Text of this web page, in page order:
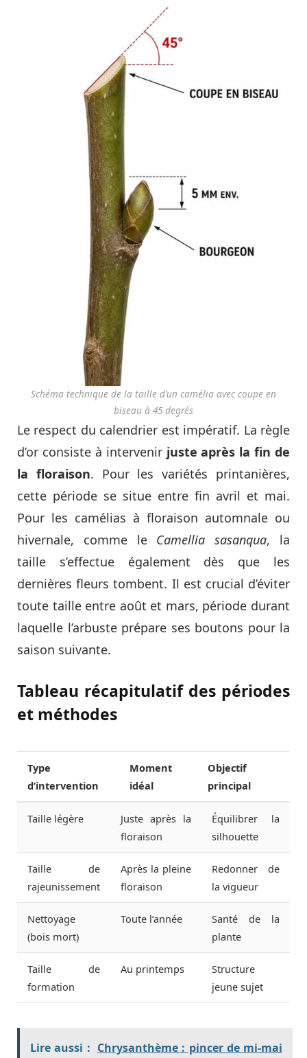
Schéma technique de la taille d’un camélia avec coupe en
biseau à 45 degrés
Le respect du calendrier est impératif. La règle
d’or consiste à intervenir juste après la fin de
la floraison. Pour les variétés printanières,
cette période se situe entre fin avril et mai.
Pour les camélias à floraison automnale ou
hivernale, comme le Camellia sasanqua, la
taille s’effectue également dès que les
dernières fleurs tombent. Il est crucial d’éviter
toute taille entre août et mars, période durant
laquelle l’arbuste prépare ses boutons pour la
saison suivante.
Tableau récapitulatif des périodes
et méthodes
Type
d’intervention
Moment
idéal
Objectif
principal
Taille légère
Juste après la
floraison
Équilibrer la
silhouette
Taille de
rajeunissement
Après la pleine
floraison
Redonner de
la vigueur
Nettoyage
(bois mort)
Toute l’année
Santé de la
plante
Taille de
formation
Au printemps
Structure
jeune sujet
Lire aussi : Chrysanthème : pincer de mi-mai